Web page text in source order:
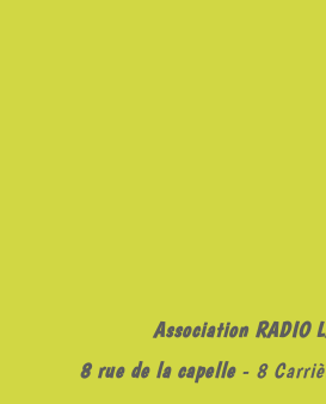
Association RADIO
8 rue de la capelle- 8